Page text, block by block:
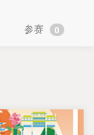
参赛 0